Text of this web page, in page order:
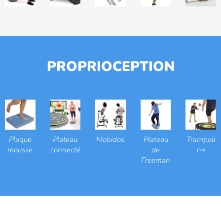
PROPRIOCEPTION
Plaque
mousse
Plateau
connecté
Mobidos
Plateau
de
Freeman
Trampoli
ne